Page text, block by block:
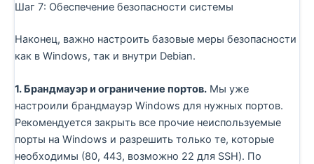
Шаг 7: Обеспечение безопасности системы
Наконец, важно настроить базовые меры безопасности
как в Windows, так и внутри Debian.
1. Брандмауэр и ограничение портов. Мы уже
настроили брандмауэр Windows для нужных портов.
Рекомендуется закрыть все прочие неиспользуемые
порты на Windows и разрешить только те, которые
необходимы (80, 443, возможно 22 для SSH). По